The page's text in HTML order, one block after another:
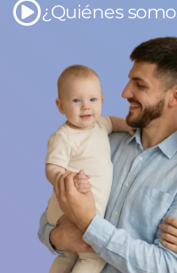
¿Quiénes